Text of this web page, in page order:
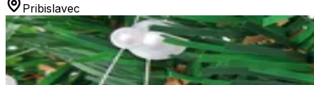
Pribislavec